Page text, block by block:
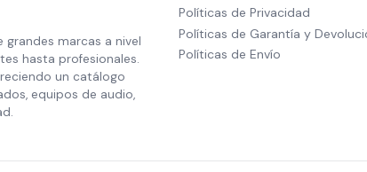
marcas a nivel
hasta profesionales.
un catálogo
equipos de audio,
Políticas de Privacidad
Políticas de Garantía y
Políticas de Envío